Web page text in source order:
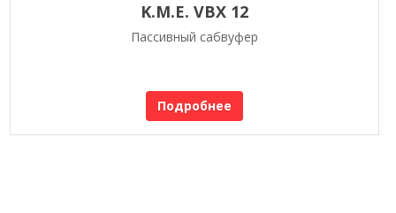
K.M.E. VBX 12
Пассивный сабвуфер
Подробнее